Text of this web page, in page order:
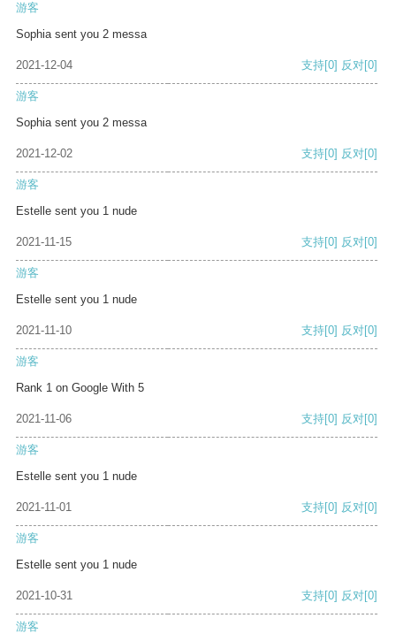
游客
Sophia sent you 2 messa
2021-12-04 支持[0] 反对[0]
游客
Sophia sent you 2 messa
2021-12-02 支持[0] 反对[0]
游客
Estelle sent you 1 nude
2021-11-15 支持[0] 反对[0]
游客
Estelle sent you 1 nude
2021-11-10 支持[0] 反对[0]
游客
Rank 1 on Google With 5
2021-11-06 支持[0] 反对[0]
游客
Estelle sent you 1 nude
2021-11-01 支持[0] 反对[0]
游客
Estelle sent you 1 nude
2021-10-31 支持[0] 反对[0]
游客